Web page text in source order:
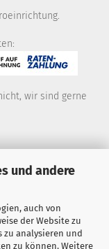
und andere
auch von
der Website zu
zu analysieren und
zu können. Weitere
wir sind gerne